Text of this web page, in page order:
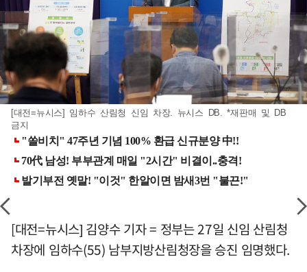
[대전=뉴시스] 임하수 산림청 신임 차장. 뉴시스 DB. *재판매 및 DB
금지
[대전=뉴시스] 김양수 기자 = 정부는 27일 신임 산림청
차장에 임하수(55) 남부지방산림청장을 승진 임명했다.